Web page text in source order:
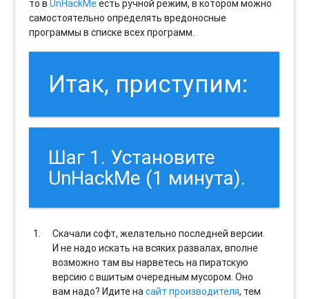
то вUnHackMeесть ручной режим, в котором можно
самостоятельно определять вредоносные
программы в списке всех программ.
Итак, приступим:
Шаг 1. Установите
UnHackMe (1 минута).
Скачали софт, желательно последней версии.
И не надо искать на всяких развалах, вполне
возможно там вы нарветесь на пиратскую
версию с вшитым очередным мусором. Оно
вам надо? Идите насайт производителя, тем